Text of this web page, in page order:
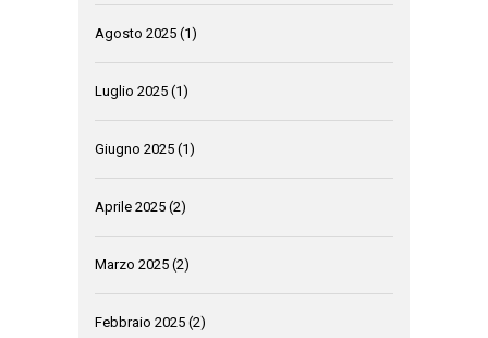
Agosto 2025 (1)
Luglio 2025 (1)
Giugno 2025 (1)
Aprile 2025 (2)
Marzo 2025 (2)
Febbraio 2025 (2)